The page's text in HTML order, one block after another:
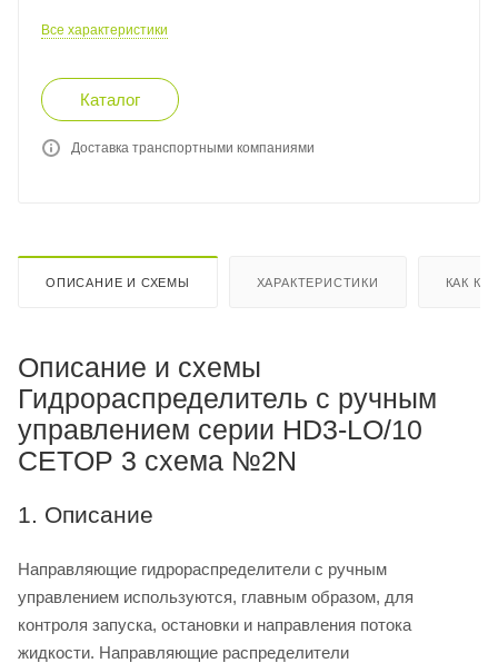
Все характеристики
Каталог
Доставка транспортными компаниями
ОПИСАНИЕ И СХЕМЫ ХАРАКТЕРИСТИКИ КАК
Описание и схемы
Гидрораспределитель с ручным
управлением серии HD3-LO/10
CETOP 3 схема №2N
1. Описание
Направляющие гидрораспределители с ручным
управлением используются, главным образом, для
контроля запуска, остановки и направления потока
жидкости. Направляющие распределители